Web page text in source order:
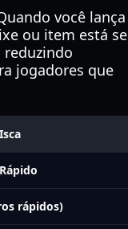
você lança
ou item está se
reduzindo
jogadores que
rápidos)